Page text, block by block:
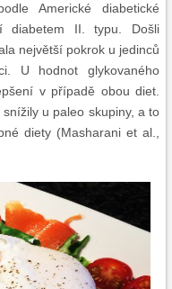
Americké diabetické
diabetem II. typu. Došli
největší pokrok u jedinců
U hodnot glykovaného
v případě obou diet.
u paleo skupiny, a to
diety (Masharani et al.,